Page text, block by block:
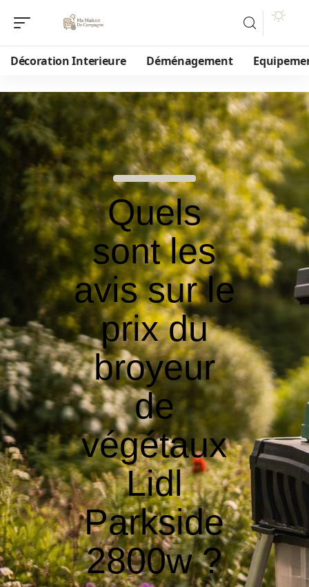
Décoration Interieure Déménagement
Quels
sont les
avis sur le
prix du
broyeur
de
végétaux
Lidl
Parkside
2800w ?